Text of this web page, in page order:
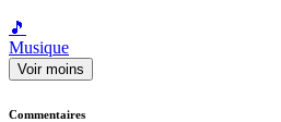
🎵
Musique
Voir moins
Commentaires